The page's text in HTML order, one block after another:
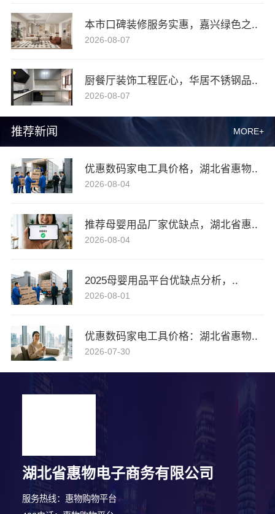
推荐新闻 MORE+
优惠数码家电工具价格，湖北省惠物..
2026-08-04
推荐母婴用品厂家优缺点，湖北省惠..
2026-08-04
2025母婴用品平台优缺点分析，..
2026-08-01
优惠数码家电工具价格：湖北省惠物..
2026-07-30
本市口碑装修服务实惠，嘉兴绿色之..
2026-08-07
厨餐厅装饰工程匠心，华居不锈钢品..
2026-08-07
湖北省惠物电子商务有限公司
服务热线：惠物购物平台